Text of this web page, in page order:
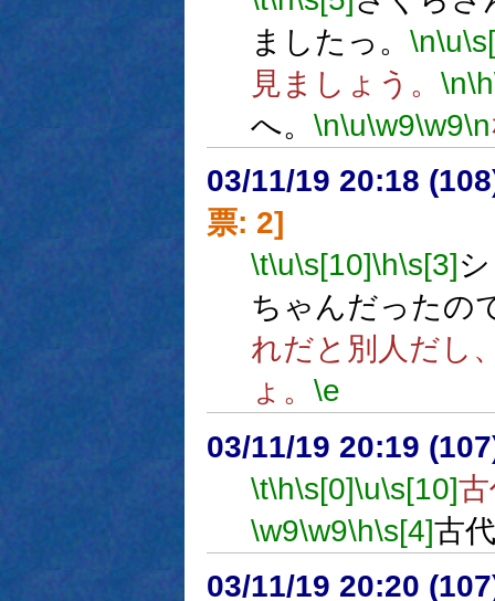
ましたっ。 \n\u
見ましょう。 \n\h
へ。 \n\u\w9\w9\n
03/11/19 20:18
票: 2]
\t\u\s[10]\h\s[3]
ちゃんだったの
れだと別人だし
ょ。 \e
03/11/19 20:19
\t\h\s[0]\u\s[10]
\w9\w9\h\s[4]古
03/11/19 20:20